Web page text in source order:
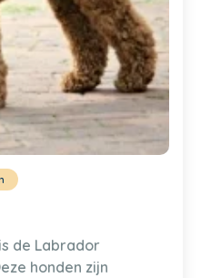
de Labrador
honden zijn